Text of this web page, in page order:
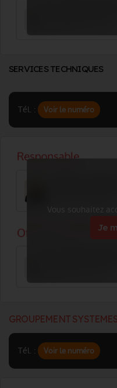
SERVICES TECHNIQUES
Tél. : Voir le numéro
Vous souhaitez
Je
GROUPEMENT
Tél. : Voir le numéro